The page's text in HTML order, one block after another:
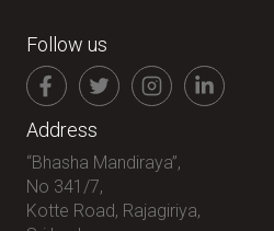
Follow us
Address
“Bhasha Mandiraya”,
No 341/7,
Kotte Road, Rajagiriya,